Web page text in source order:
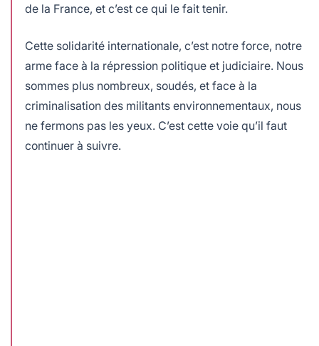
de la France, et c’est ce qui le fait tenir.
Cette solidarité internationale, c’est notre force, notre
arme face à la répression politique et judiciaire. Nous
sommes plus nombreux, soudés, et face à la
criminalisation des militants environnementaux, nous
ne fermons pas les yeux. C’est cette voie qu’il faut
continuer à suivre.